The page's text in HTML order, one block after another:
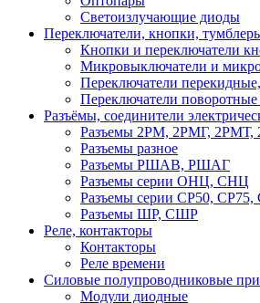
Светоизлучающие диоды
Переключатели, кнопки,
Кнопки и переключатели
Микровыключатели и
Переключатели
Переключатели
Разъёмы, соединители
Разъемы 2РМ, 2РМГ, 2РМТ,
Разъемы разное
Разъемы РШАВ, РШАГ
Разъемы серии ОНЦ, СНЦ
Разъемы серии СР50,
Разъемы ШР, СШР
Реле, контакторы
Контакторы
Реле времени
Силовые полупроводниковые
Модули диодные